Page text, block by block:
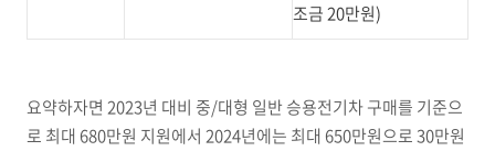
조금 20만원)
요약하자면 2023년 대비 중/대형 일반 승용전기차 구매를 기준으
로 최대 680만원 지원에서 2024년에는 최대 650만원으로 30만원